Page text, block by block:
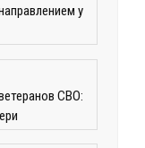
у
СВО: